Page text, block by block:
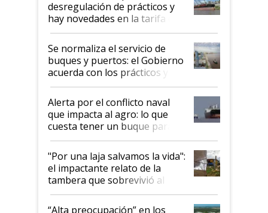
desregulación de prácticos y
hay novedades en la tarifa de
la hidrovía
Se normaliza el servicio de
buques y puertos: el Gobierno
acuerda con los prácticos y
suspende el decreto de
desregulación
Alerta por el conflicto naval
que impacta al agro: lo que
cuesta tener un buque parado
y el peligro de que Argentina
pase a ser "país sucio"
"Por una laja salvamos la vida":
el impactante relato de la
tambera que sobrevivió al
tornado
“Alta preocupación” en los